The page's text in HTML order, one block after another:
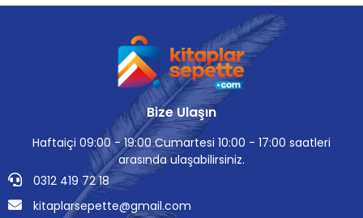
Bize Ulaşın
Haftaiçi 09:00 - 19:00 Cumartesi 10:00 - 17:00 saatleri
arasında ulaşabilirsiniz.
0312 419 72 18
kitaplarsepette@gmail.com